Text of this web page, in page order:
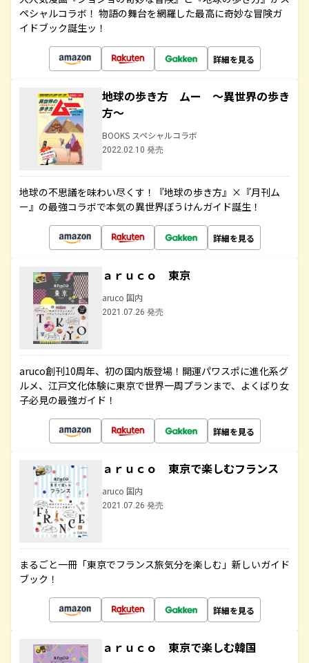
ペシャルコラボ！ 物語の舞台を網羅した最高に奇妙な冒険ガ
イドブック誕生ッ！
詳細を見る
地球の歩き方 ムー ～異世界の歩き
方～
BOOKS スペシャルコラボ
2022.02.10 発売
地球の不思議を味わい尽くす！『地球の歩き方』×『月刊ム
ー』の最強コラボで本気の異世界ぼうけんガイド誕生！
詳細を見る
ａｒｕｃｏ 東京
aruco 国内
2021.07.26 発売
aruco創刊10周年、初の国内版登場！開運パワスポに進化系グ
ルメ、江戸文化体験に東京で世界一周プランまで、よくばり女
子必見の最強ガイド！
詳細を見る
ａｒｕｃｏ 東京で楽しむフランス
aruco 国内
2021.07.26 発売
まるごと一冊「東京でフランス旅気分を楽しむ」新しいガイド
ブック！
詳細を見る
ａｒｕｃｏ 東京で楽しむ韓国